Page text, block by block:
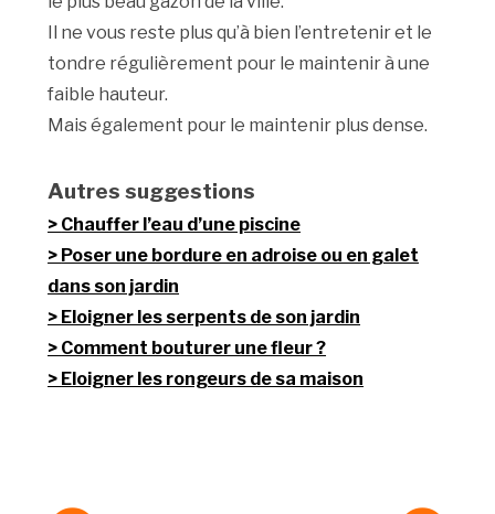
Il ne vous reste plus qu’à bien l’entretenir et le
tondre régulièrement pour le maintenir à une
faible hauteur.
Mais également pour le maintenir plus dense.
Autres suggestions
Chauffer l’eau d’une piscine
Poser une bordure en adroise ou en galet
dans son jardin
Eloigner les serpents de son jardin
Comment bouturer une fleur ?
Eloigner les rongeurs de sa maison